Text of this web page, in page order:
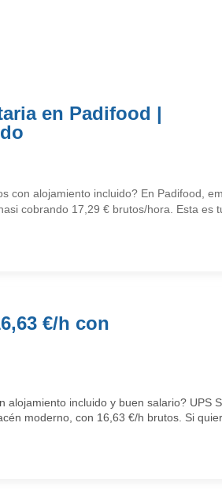
en Padifood |
con alojamiento incluido? En Padifood,
cobrando 17,29 € brutos/hora. Esta es
€/h con
incluido y buen salario? UPS
moderno, con 16,63 €/h brutos. Si